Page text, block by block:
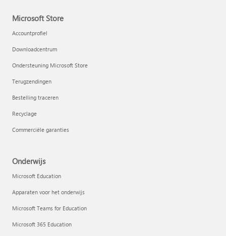
Microsoft Store
Accountprofiel
Downloadcentrum
Ondersteuning Microsoft Store
Terugzendingen
Bestelling traceren
Recyclage
Commerciële garanties
Onderwijs
Microsoft Education
Apparaten voor het onderwijs
Microsoft Teams for Education
Microsoft 365 Education